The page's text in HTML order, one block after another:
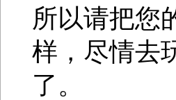
所以请把您
样，尽情去
了。